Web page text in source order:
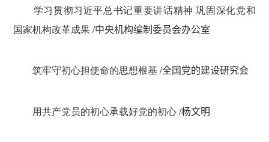
学习贯彻习近平总书记重要讲话精神 巩固深化党和
国家机构改革成果/中央机构编制委员会办公室
筑牢守初心担使命的思想根基 /全国党的建设研究会
用共产党员的初心承载好党的初心/杨文明